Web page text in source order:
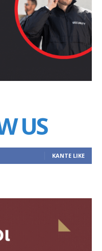
US
ΚΆΝΤΕ LIKE